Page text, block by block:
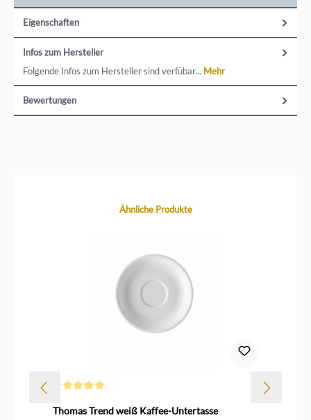
Eigenschaften
Infos zum Hersteller
Folgende Infos zum Hersteller sind verfübar... Mehr
Bewertungen
Produktgalerie überspringenÄhnliche Produkte
Thomas Trend weiß Kaffee-Untertasse